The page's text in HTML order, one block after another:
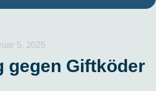
5, 2025
gegen Giftköder